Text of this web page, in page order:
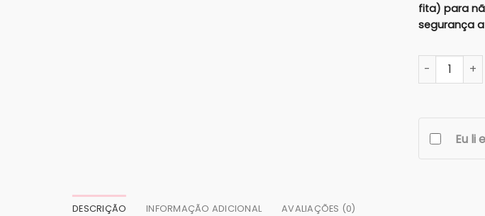
fita) para
segurança
Caixa
Eu li
DESCRIÇÃO INFORMAÇÃO ADICIONAL AVALIAÇÕES (0)